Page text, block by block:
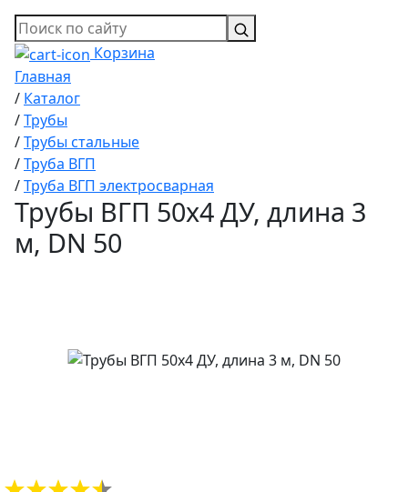
Корзина
Главная
/ Каталог
/Трубы
/Трубы стальные
/Труба ВГП
/Труба ВГП электросварная
Трубы ВГП 50х4 ДУ, длина 3
м, DN 50